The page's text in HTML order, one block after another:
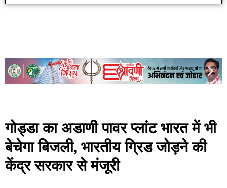
गोड्डा का अडाणी पावर प्लांट भारत में भी
बेचेगा बिजली, भारतीय ग्रिड जोड़ने की
केंद्र सरकार से मंजूरी